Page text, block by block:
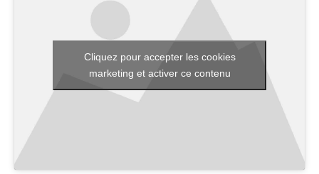
Cliquez pour accepter les cookies
marketing et activer ce contenu